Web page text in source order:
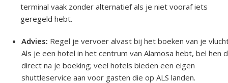
terminal vaak zonder alternatief als je niet vooraf iets
geregeld hebt.
Advies: Regel je vervoer alvast bij het boeken van je
Als je een hotel in het centrum van Alamosa hebt, bel hen
direct na je boeking; veel hotels bieden een eigen
shuttleservice aan voor gasten die op ALS landen.